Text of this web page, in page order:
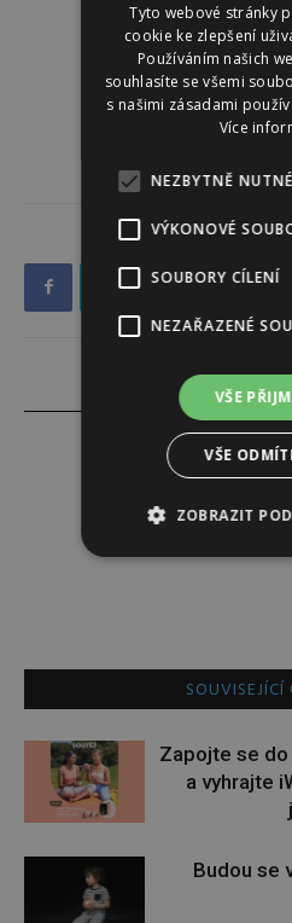
Darina
SOUVISEJÍCÍ
Zapojte se
a vyhrajte
Budou se
Tyto webové stránky
cookie ke zlepšení
Používáním našich
souhlasíte se všemi
s našimi zásadami
Více
NEZBYTNĚ
VÝKONOVÉ
SOUBORY CÍLENÍ
NEZAŘAZENÉ
VŠE
VŠE
ZOBRAZIT